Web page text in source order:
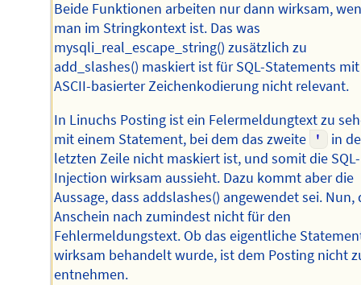
Beide Funktionen arbeiten nur dann wirksam,
man im Stringkontext ist. Das was
mysqli_real_escape_string() zusätzlich zu
add_slashes() maskiert ist für SQL-Statements mit
ASCII-basierter Zeichenkodierung nicht relevant.
In Linuchs Posting ist ein Felermeldungtext zu
mit einem Statement, bei dem das zweite '
in
letzten Zeile nicht maskiert ist, und somit die SQL-
Injection wirksam aussieht. Dazu kommt aber die
Aussage, dass addslashes() angewendet sei. Nun,
Anschein nach zumindest nicht für den
Fehlermeldungstext. Ob das eigentliche
wirksam behandelt wurde, ist dem Posting nicht
entnehmen.